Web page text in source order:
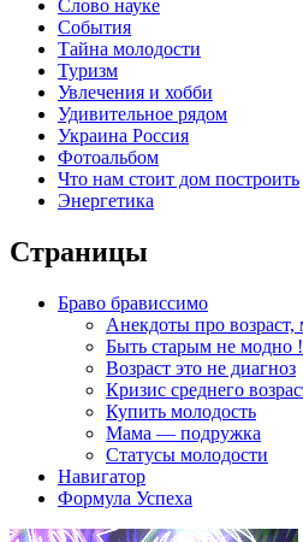
Слово науке
События
Тайна молодости
Туризм
Увлечения и хобби
Удивительное рядом
Украина Россия
Фотоальбом
Что нам стоит дом построить
Энергетика
Страницы
Браво брависсимо
Анекдоты про возраст,
Быть старым не модно !
Возраст это не диагноз
Кризис среднего
Купить молодость
Мама — подружка
Статусы молодости
Навигатор
Формула Успеха